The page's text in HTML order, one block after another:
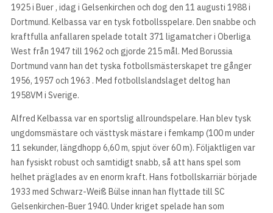
1925 i Buer , idag i Gelsenkirchen och dog den 11 augusti 1988 i
Dortmund. Kelbassa var en tysk fotbollsspelare. Den snabbe och
kraftfulla anfallaren spelade totalt 371 ligamatcher i Oberliga
West från 1947 till 1962 och gjorde 215 mål. Med Borussia
Dortmund vann han det tyska fotbollsmästerskapet tre gånger
1956, 1957 och 1963 . Med fotbollslandslaget deltog han
1958VM i Sverige.
Alfred Kelbassa var en sportslig allroundspelare. Han blev tysk
ungdomsmästare och västtysk mästare i femkamp (100 m under
11 sekunder, längdhopp 6,60 m, spjut över 60 m). Följaktligen var
han fysiskt robust och samtidigt snabb, så att hans spel som
helhet präglades av en enorm kraft. Hans fotbollskarriär började
1933 med Schwarz-Weiß Bülse innan han flyttade till SC
Gelsenkirchen-Buer 1940. Under kriget spelade han som